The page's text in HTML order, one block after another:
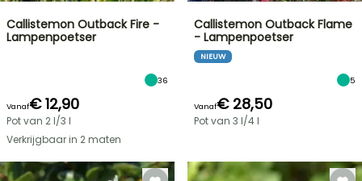
Callistemon Outback Fire -
Lampenpoetser
36
Vanaf€ 12,90
Pot van 2 l/3 l
Verkrijgbaar in 2 maten
Callistemon Outback Flame
- Lampenpoetser
NIEUW
5
Vanaf€ 28,50
Pot van 3 l/4 l